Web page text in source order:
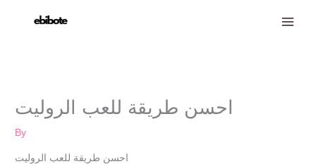
احسن طريقة للعب الروليت
By
احسن طريقة للعب الروليت